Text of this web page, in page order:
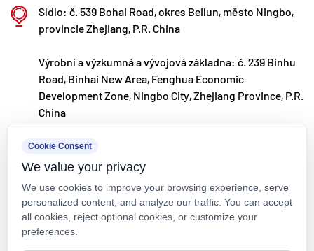
Sídlo: č. 539 Bohai Road, okres Beilun, město Ningbo,
provincie Zhejiang, P.R. China
Výrobní a výzkumná a vývojová základna: č. 239 Binhu
Road, Binhai New Area, Fenghua Economic
Development Zone, Ningbo City, Zhejiang Province, P.R.
China
kxpv@kxpv.com
+86-18067123177
Cookie Consent
We value your privacy
We use cookies to improve your browsing experience, serve
personalized content, and analyze our traffic. You can accept
all cookies, reject optional cookies, or customize your
preferences.